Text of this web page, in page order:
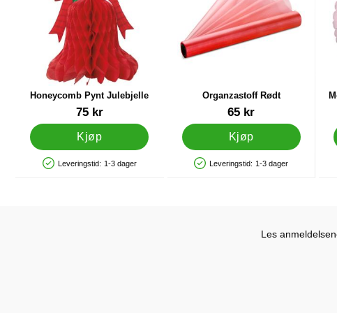
Honeycomb Pynt Julebjelle
Varenummer 9859
75 kr
Kjøp
Produkttilgjengelighet: På lager
Leveringstid: 1-3 dager
Organzastoff Rødt
Varenummer 19714
65 kr
Kjøp
Produkttilgjengelighet: På lager
Leveringstid: 1-3 dager
Les